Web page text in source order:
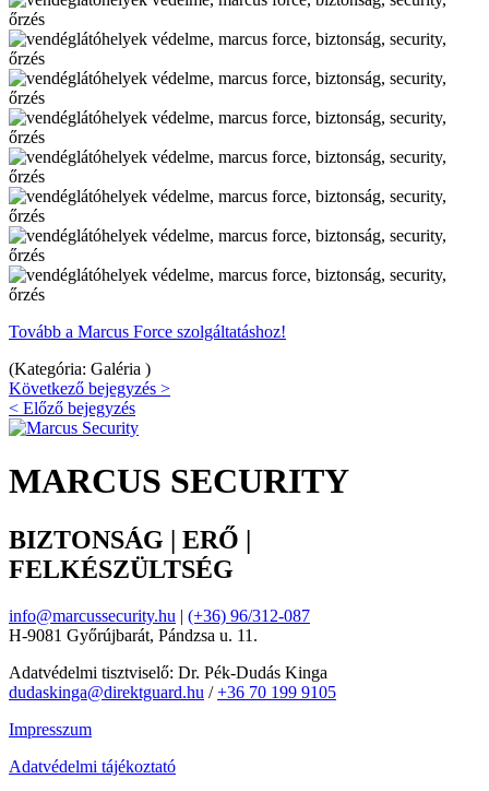
Tovább a Marcus Force szolgáltatáshoz!
(Kategória: Galéria )
Következő bejegyzés >
< Előző bejegyzés
MARCUS SECURITY
BIZTONSÁG | ERŐ |
FELKÉSZÜLTSÉG
info@marcussecurity.hu | (+36) 96/312-087
H-9081 Győrújbarát, Pándzsa u. 11.
Adatvédelmi tisztviselő: Dr. Pék-Dudás Kinga
dudaskinga@direktguard.hu /+36 70 199 9105
Impresszum
Adatvédelmi tájékoztató